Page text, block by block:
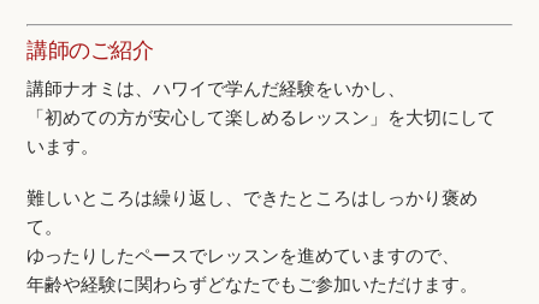
講師のご紹介
講師ナオミは、ハワイで学んだ経験をいかし、
「初めての方が安心して楽しめるレッスン」を大切にして
います。
難しいところは繰り返し、できたところはしっかり褒め
て。
ゆったりしたペースでレッスンを進めていますので、
年齢や経験に関わらずどなたでもご参加いただけます。